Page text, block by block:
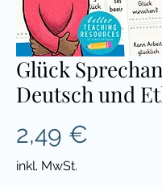
Glück
Deutsch und
2,49 €
inkl. MwSt.